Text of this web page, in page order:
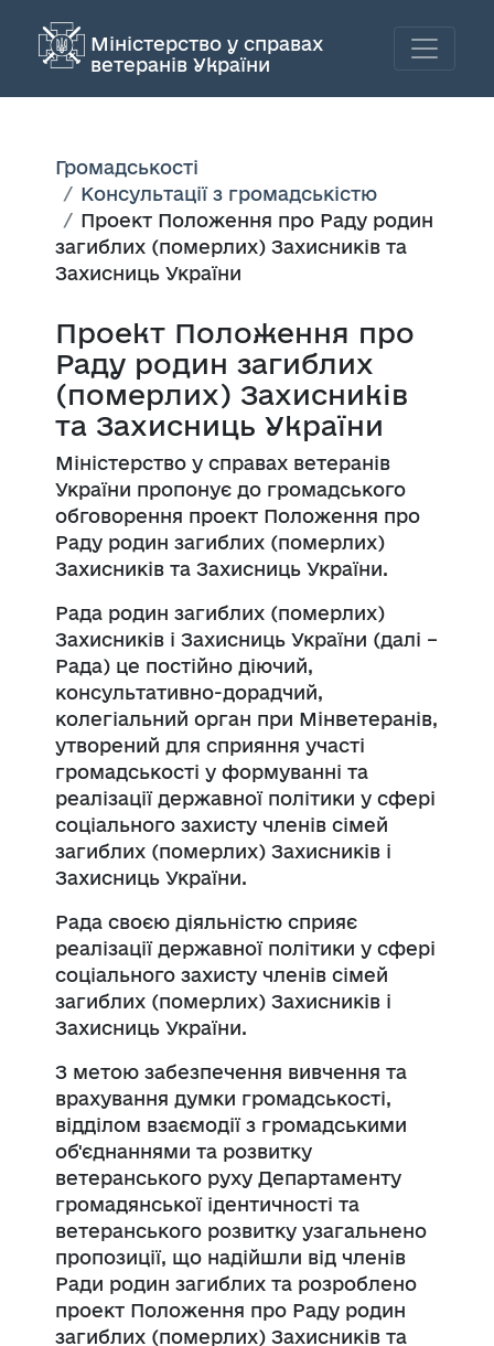
Міністерство у справах
ветеранів України
Громадськості
Консультації з громадськістю
Проект Положення про Раду родин
загиблих (померлих) Захисників та
Захисниць України
Проект Положення про
Раду родин загиблих
(померлих) Захисників
та Захисниць України
Міністерство у справах ветеранів
України пропонує до громадського
обговорення проект Положення про
Раду родин загиблих (померлих)
Захисників та Захисниць України.
Рада родин загиблих (померлих)
Захисників і Захисниць України (далі –
Рада) це постійно діючий,
консультативно-дорадчий,
колегіальний орган при Мінветеранів,
утворений для сприяння участі
громадськості у формуванні та
реалізації державної політики у сфері
соціального захисту членів сімей
загиблих (померлих) Захисників і
Захисниць України.
Рада своєю діяльністю сприяє
реалізації державної політики у сфері
соціального захисту членів сімей
загиблих (померлих) Захисників і
Захисниць України.
З метою забезпечення вивчення та
врахування думки громадськості,
відділом взаємодії з громадськими
об'єднаннями та розвитку
ветеранського руху Департаменту
громадянської ідентичності та
ветеранського розвитку узагальнено
пропозиції, що надійшли від членів
Ради родин загиблих та розроблено
проект Положення про Раду родин
загиблих (померлих) Захисників та